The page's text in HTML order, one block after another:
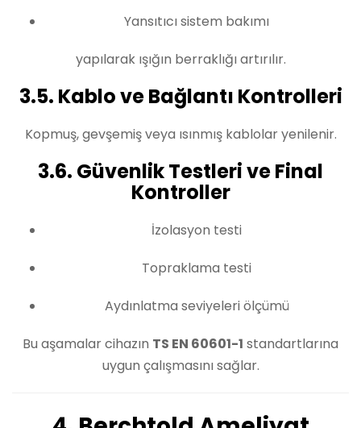
Yansıtıcı sistem bakımı
yapılarak ışığın berraklığı artırılır.
3.5. Kablo ve Bağlantı Kontrolleri
Kopmuş, gevşemiş veya ısınmış kablolar yenilenir.
3.6. Güvenlik Testleri ve Final
Kontroller
İzolasyon testi
Topraklama testi
Aydınlatma seviyeleri ölçümü
Bu aşamalar cihazın TS EN 60601-1 standartlarına
uygun çalışmasını sağlar.